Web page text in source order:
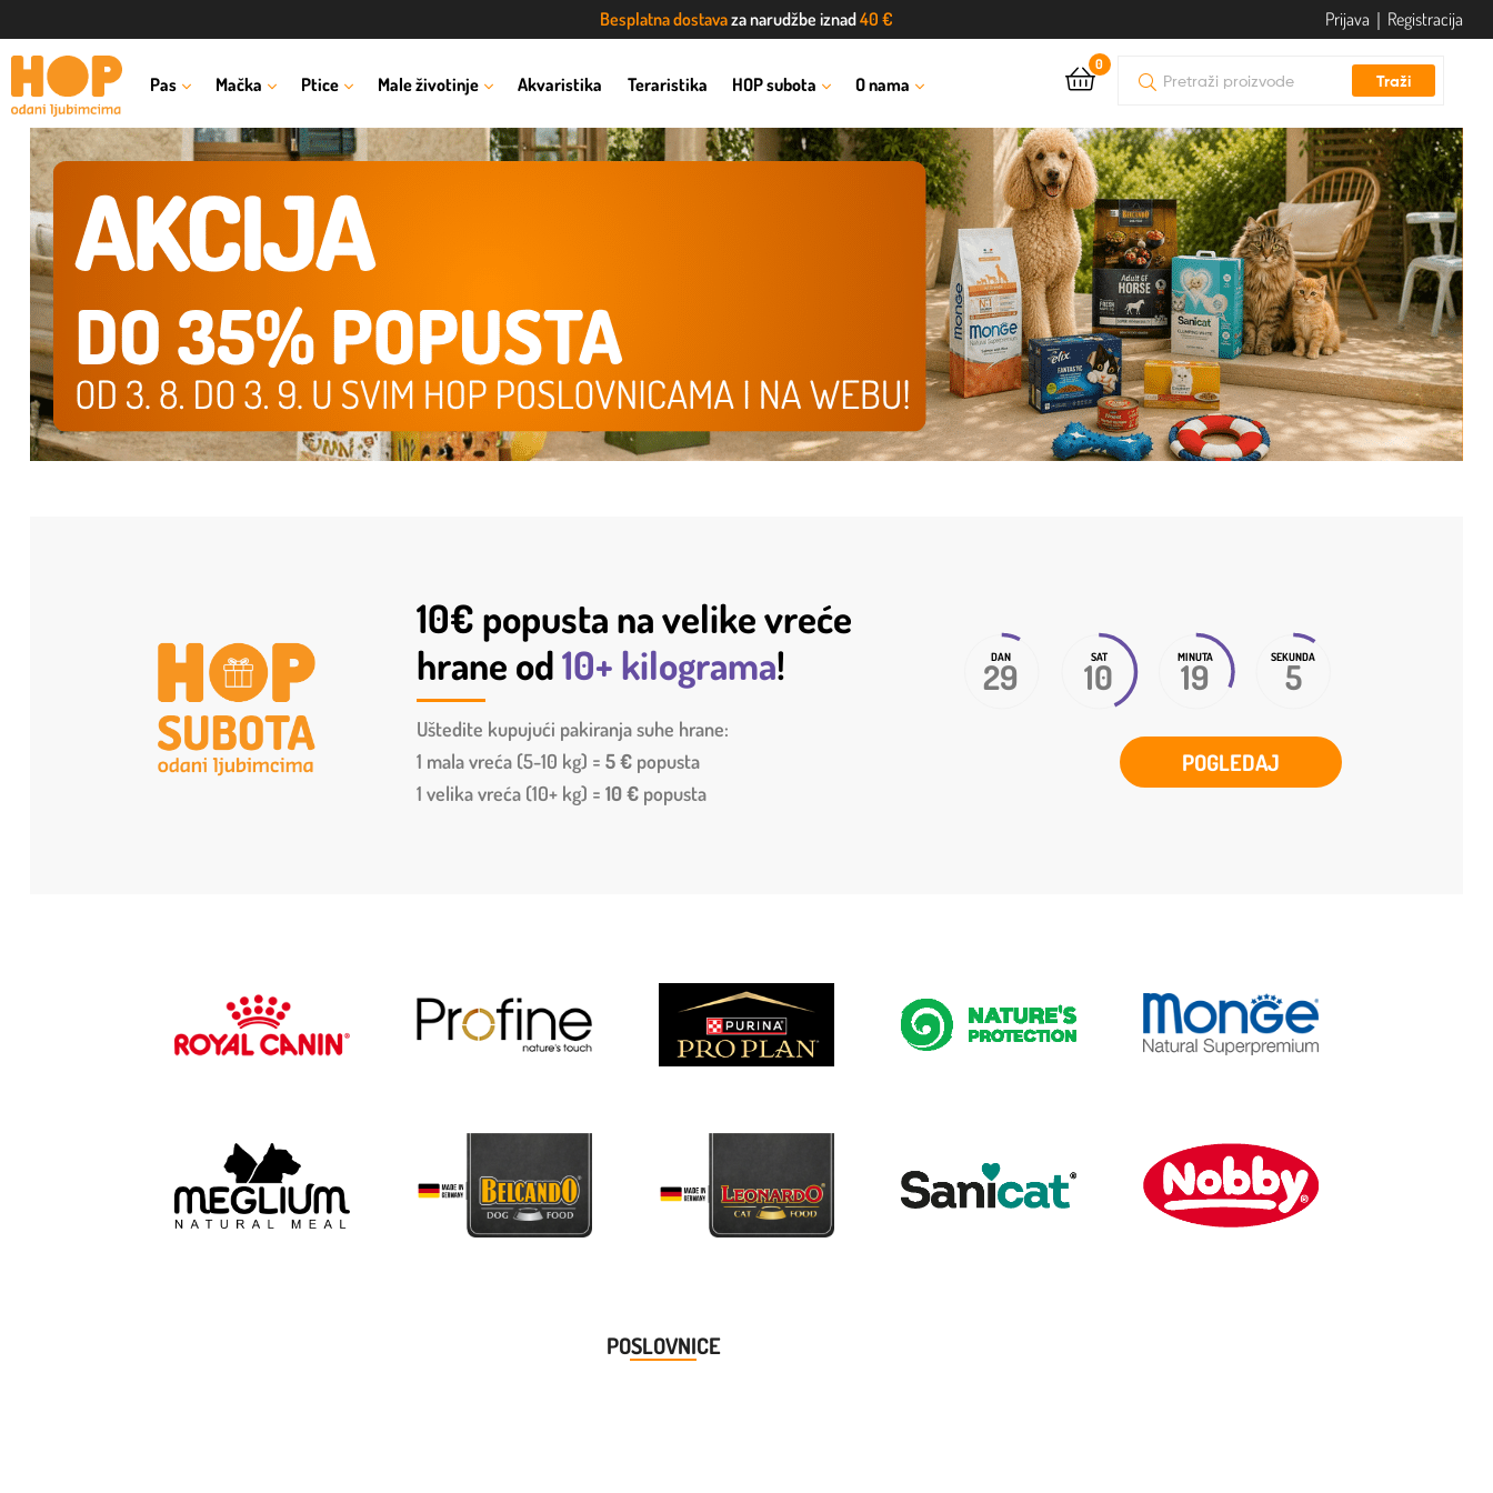
Besplatna dostavaza narudžbe iznad40 € Prijava ｜ Registracija
Pas Mačka Ptice Male životinje Akvaristika Teraristika HOP subota O nama
0
Traži
10€ popusta na velike vreće
hrane od10+ kilograma!
Uštedite kupujući pakiranja suhe hrane:
1 mala vreća (5-10 kg) = 5 €popusta
1 velika vreća (10+ kg) = 10 €popusta
DAN
29 SAT
10 MINUTA
19 SEKUNDA
5
POGLEDAJ
POSLOVNICE